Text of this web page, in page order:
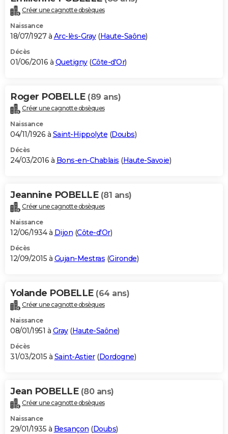
Créer une cagnotte obsèques
Naissance
18/07/1927 à Arc-lès-Gray(Haute-Saône)
Décès
01/06/2016 à Quetigny(Côte-d'Or)
Roger POBELLE (89 ans)
Créer une cagnotte obsèques
Naissance
04/11/1926 à Saint-Hippolyte (Doubs)
Décès
24/03/2016 à Bons-en-Chablais (Haute-Savoie)
Jeannine POBELLE (81 ans)
Créer une cagnotte obsèques
Naissance
12/06/1934 à Dijon (Côte-d'Or)
Décès
12/09/2015 à Gujan-Mestras (Gironde)
Yolande POBELLE (64 ans)
Créer une cagnotte obsèques
Naissance
08/01/1951 à Gray(Haute-Saône)
Décès
31/03/2015 à Saint-Astier(Dordogne)
Jean POBELLE (80 ans)
Créer une cagnotte obsèques
Naissance
29/01/1935 à Besançon (Doubs)